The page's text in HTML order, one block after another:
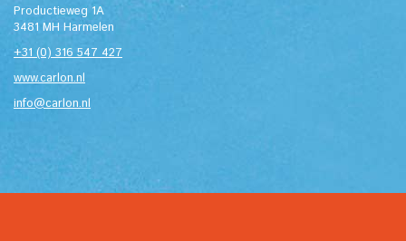
Productieweg 1A
3481 MH Harmelen
+31 (0) 316 547 427
www.carlon.nl
info@carlon.nl